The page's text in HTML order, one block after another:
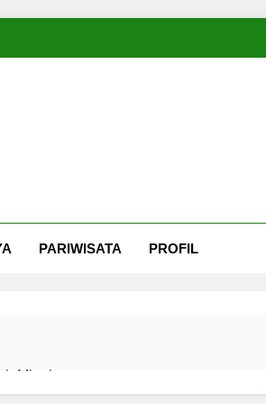
PARIWISATA PROFIL
Minahasa